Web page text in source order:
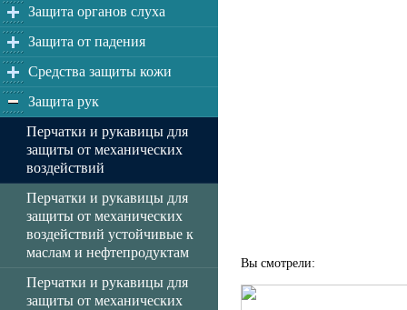
Защита органов слуха
Защита от падения
Средства защиты кожи
Защита рук
Перчатки и рукавицы для
защиты от механических
воздействий
Перчатки и рукавицы для
защиты от механических
воздействий устойчивые к
маслам и нефтепродуктам
Перчатки и рукавицы для
защиты от механических
Вы смотрели: